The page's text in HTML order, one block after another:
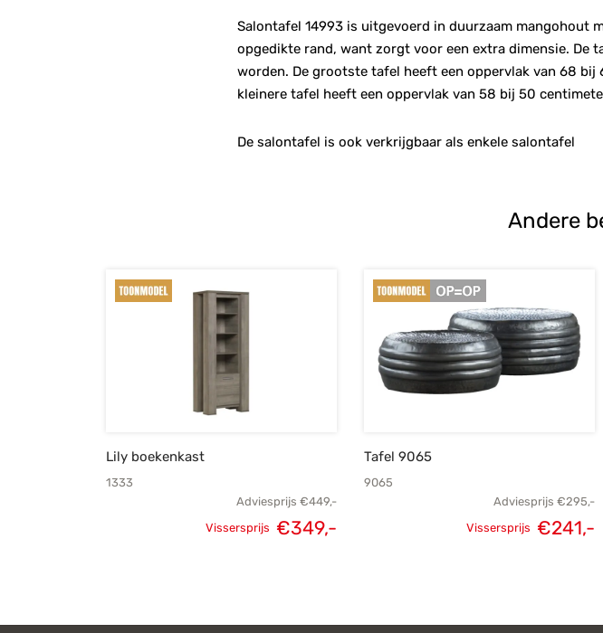
Salontafel 14993 is uitgevoerd in duurzaam mangohout
opgedikte rand, want zorgt voor een extra dimensie. De
worden. De grootste tafel heeft een oppervlak van 68
kleinere tafel heeft een oppervlak van 58 bij 50
De salontafel is ook verkrijgbaar als enkele salontafel
Andere
Lily boekenkast
1333
Adviesprijs €449,-
Vissersprijs €349,-
Tafel 9065
9065
Adviesprijs €295,-
Vissersprijs €241,-